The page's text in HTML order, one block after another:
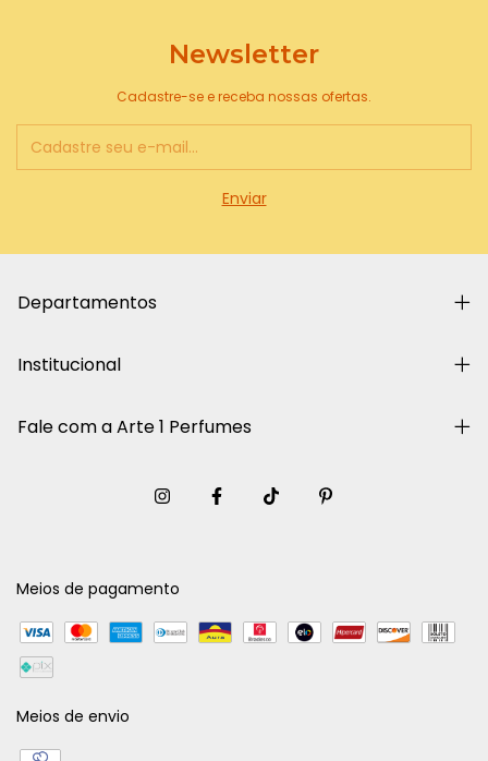
Newsletter
Cadastre-se e receba nossas ofertas.
Departamentos
Institucional
Fale com a Arte 1 Perfumes
Meios de pagamento
Meios de envio